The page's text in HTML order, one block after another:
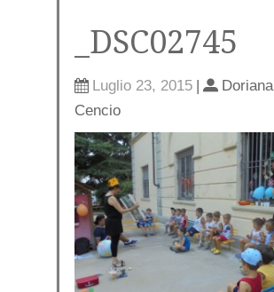
_DSC02745
Luglio 23, 2015 |
Doriana
Cencio